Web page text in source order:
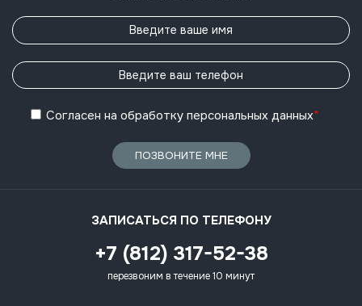
Согласен на обработку персональных данных*
ПОЗВОНИТЕ МНЕ
ЗАПИСАТЬСЯ ПО ТЕЛЕФОНУ
+7 (812) 317-52-38
перезвоним в течение 10 минут